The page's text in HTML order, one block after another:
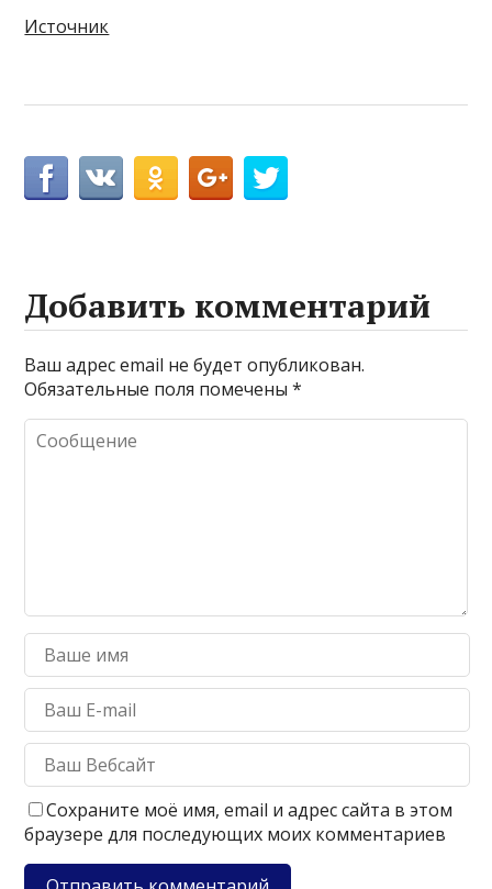
Источник
Добавить комментарий
Ваш адрес email не будет опубликован.
Обязательные поля помечены*
Сохраните моё имя, email и адрес сайта в этом
браузере для последующих моих комментариев